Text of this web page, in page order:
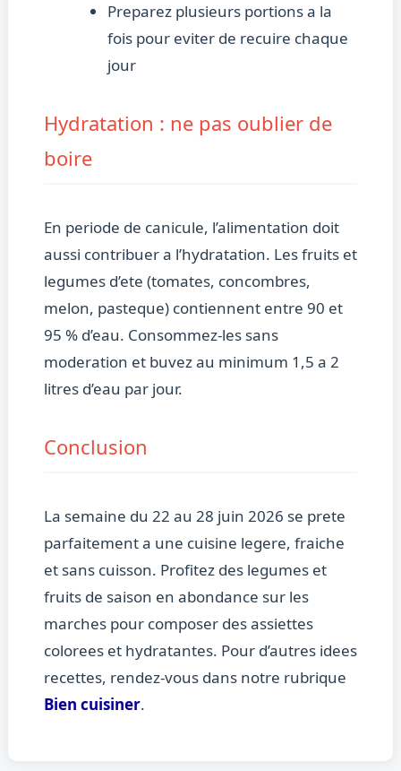
Preparez plusieurs portions a la
fois pour eviter de recuire chaque
jour
Hydratation : ne pas oublier de
boire
En periode de canicule, l’alimentation doit
aussi contribuer a l’hydratation. Les fruits et
legumes d’ete (tomates, concombres,
melon, pasteque) contiennent entre 90 et
95 % d’eau. Consommez-les sans
moderation et buvez au minimum 1,5 a 2
litres d’eau par jour.
Conclusion
La semaine du 22 au 28 juin 2026 se prete
parfaitement a une cuisine legere, fraiche
et sans cuisson. Profitez des legumes et
fruits de saison en abondance sur les
marches pour composer des assiettes
colorees et hydratantes. Pour d’autres idees
recettes, rendez-vous dans notre rubrique
Bien cuisiner.